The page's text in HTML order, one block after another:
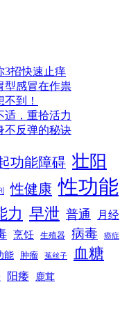
3招快速止痒
型感冒在作祟
到！
适，重拾活力
不反弹的秘诀
功能障碍 壮阳
性健康 性功能
力 早泄 普通 月经
烹饪 生殖器 病毒 癌症
能 肿瘤 菟丝子 血糖
阳痿 鹿茸